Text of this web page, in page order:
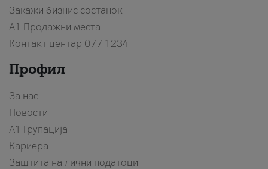
Закажи бизнис состанок
A1 Продажни места
Контакт центар 077 1234
Профил
За нас
Новости
А1 Групација
Кариера
Заштита на лични податоци